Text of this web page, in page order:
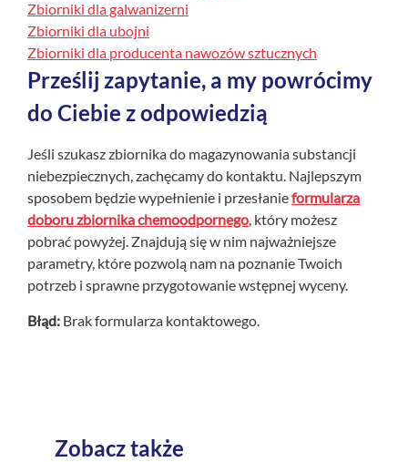
Zbiorniki dla galwanizerni
Zbiorniki dla ubojni
Zbiorniki dla producenta nawozów sztucznych
Prześlij zapytanie, a my powrócimy
do Ciebie z odpowiedzią
Jeśli szukasz zbiornika do magazynowania substancji
niebezpiecznych, zachęcamy do kontaktu. Najlepszym
sposobem będzie wypełnienie i przesłanieformularza
doboru zbiornika chemoodpornego, który możesz
pobrać powyżej. Znajdują się w nim najważniejsze
parametry, które pozwolą nam na poznanie Twoich
potrzeb i sprawne przygotowanie wstępnej wyceny.
Błąd: Brak formularza kontaktowego.
Zobacz także